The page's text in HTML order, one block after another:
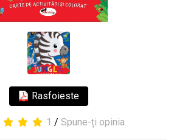
Rasfoieste
1 / Spune-ți opinia